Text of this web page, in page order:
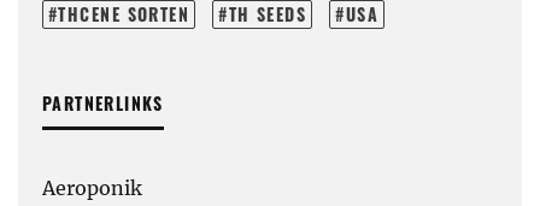
THCENE SORTEN
TH SEEDS USA
PARTNERLINKS
Aeroponik